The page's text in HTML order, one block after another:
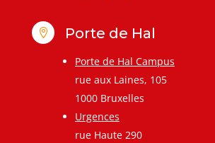
 Porte de Hal
Porte de Hal Campus
rue aux Laines, 105
1000 Bruxelles
Urgences
rue Haute 290